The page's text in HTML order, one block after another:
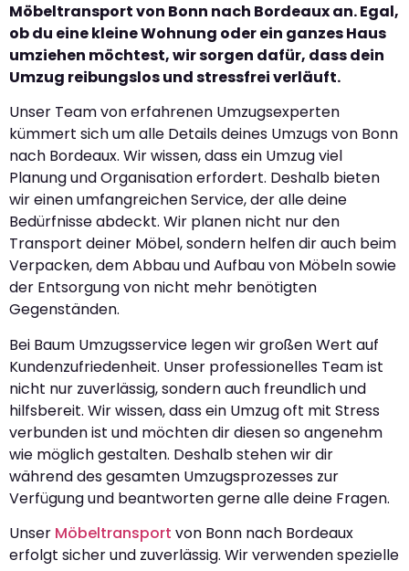
Möbeltransport von Bonn nach Bordeaux an. Egal,
ob du eine kleine Wohnung oder ein ganzes Haus
umziehen möchtest, wir sorgen dafür, dass dein
Umzug reibungslos und stressfrei verläuft.
Unser Team von erfahrenen Umzugsexperten
kümmert sich um alle Details deines Umzugs von Bonn
nach Bordeaux. Wir wissen, dass ein Umzug viel
Planung und Organisation erfordert. Deshalb bieten
wir einen umfangreichen Service, der alle deine
Bedürfnisse abdeckt. Wir planen nicht nur den
Transport deiner Möbel, sondern helfen dir auch beim
Verpacken, dem Abbau und Aufbau von Möbeln sowie
der Entsorgung von nicht mehr benötigten
Gegenständen.
Bei Baum Umzugsservice legen wir großen Wert auf
Kundenzufriedenheit. Unser professionelles Team ist
nicht nur zuverlässig, sondern auch freundlich und
hilfsbereit. Wir wissen, dass ein Umzug oft mit Stress
verbunden ist und möchten dir diesen so angenehm
wie möglich gestalten. Deshalb stehen wir dir
während des gesamten Umzugsprozesses zur
Verfügung und beantworten gerne alle deine Fragen.
Unser Möbeltransport von Bonn nach Bordeaux
erfolgt sicher und zuverlässig. Wir verwenden spezielle